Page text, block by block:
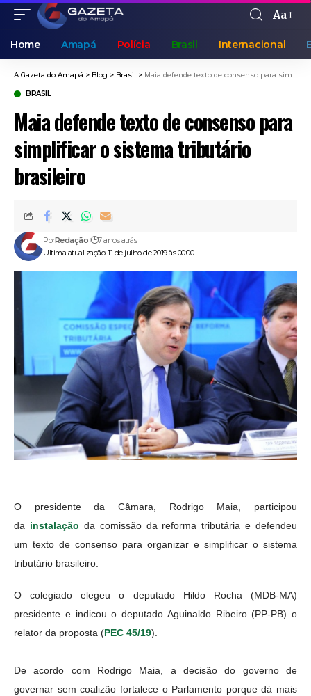
Aa
Home Amapá Polícia Brasil Internacional
A Gazeta do Amapá > Blog > Brasil > Maia defende texto de consenso para simplificar o sistema tributário brasileiro
BRASIL
Maia defende texto de consenso para
simplificar o sistema tributário
brasileiro
Ultima atualização: 11 de julho de 2019 às 00:00
PorRedação 7 anos atrás
O presidente da Câmara, Rodrigo Maia, participou
da instalação da comissão da reforma tributária e defendeu
um texto de consenso para organizar e simplificar o sistema
tributário brasileiro.
O colegiado elegeu o deputado Hildo Rocha (MDB-MA)
presidente e indicou o deputado Aguinaldo Ribeiro (PP-PB) o
relator da proposta (PEC 45/19).
De acordo com Rodrigo Maia, a decisão do governo de
governar sem coalizão fortalece o Parlamento porque dá mais